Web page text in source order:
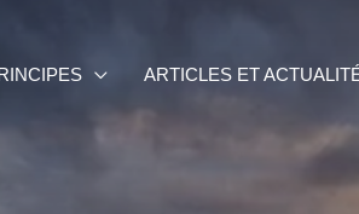
ARTICLES ET